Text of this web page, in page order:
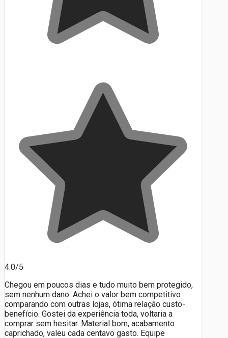
4.0/5
Chegou em poucos dias e tudo muito bem protegido,
sem nenhum dano. Achei o valor bem competitivo
comparando com outras lojas, ótima relação custo-
benefício. Gostei da experiência toda, voltaria a
comprar sem hesitar. Material bom, acabamento
caprichado, valeu cada centavo gasto. Equipe